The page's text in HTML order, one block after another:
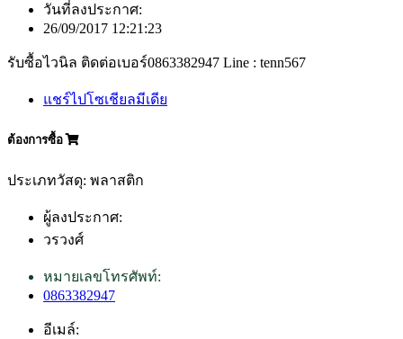
วันที่ลงประกาศ:
26/09/2017 12:21:23
รับซื้อไวนิล ติดต่อเบอร์0863382947 Line : tenn567
แชร์ไปโซเชียลมีเดีย
ต้องการซื้อ
ประเภทวัสดุ: พลาสติก
ผู้ลงประกาศ:
วรวงศ์
หมายเลขโทรศัพท์:
0863382947
อีเมล์: